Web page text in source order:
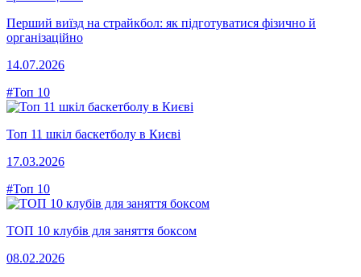
Перший виїзд на страйкбол: як підготуватися фізично й
організаційно
14.07.2026
#Топ 10
Топ 11 шкіл баскетболу в Києві
17.03.2026
#Топ 10
ТОП 10 клубів для заняття боксом
08.02.2026